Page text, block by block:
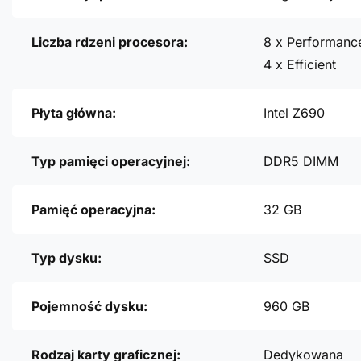
Liczba rdzeni procesora:
8 x
4 x Efficient
Płyta główna: Intel Z690
Typ pamięci operacyjnej: DDR5 DIMM
Pamięć operacyjna: 32 GB
Typ dysku: SSD
Pojemność dysku: 960 GB
Rodzaj karty graficznej: Dedykowana